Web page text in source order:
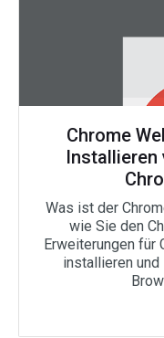
Chrome
Installieren
Was ist der
wie Sie den
Erweiterungen für
installieren und